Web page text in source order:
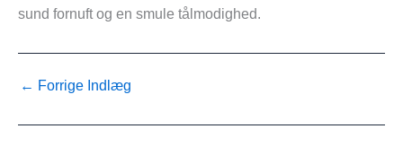
sund fornuft og en smule tålmodighed.
← Forrige Indlæg